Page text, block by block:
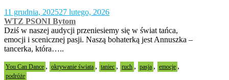
11 grudnia, 202527 lutego, 2026
WTZ PSONI Bytom
Dziś w naszej audycji przeniesiemy się w świat tańca,
emocji i scenicznej pasji. Naszą bohaterką jest Annuszka –
tancerka, która…..
You Can Dance , okrywanie świata , taniec , ruch , pasja , emocje ,
podróże